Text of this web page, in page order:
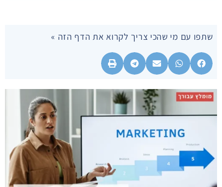
שתפו עם מי שהכי צריך לקרוא את הדף הזה »